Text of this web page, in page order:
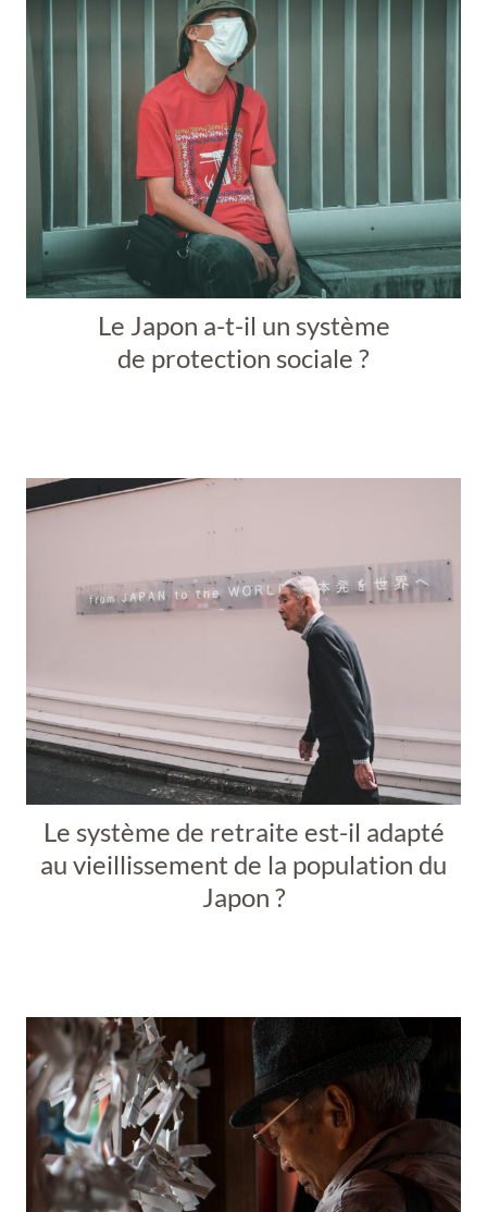
Le Japon a-t-il un système
de protection sociale ?
Le système de retraite est-il adapté
au vieillissement de la population du
Japon ?